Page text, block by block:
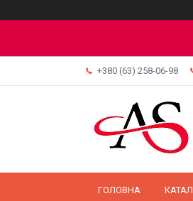
+380 (63) 258-06-98
ГОЛОВНА